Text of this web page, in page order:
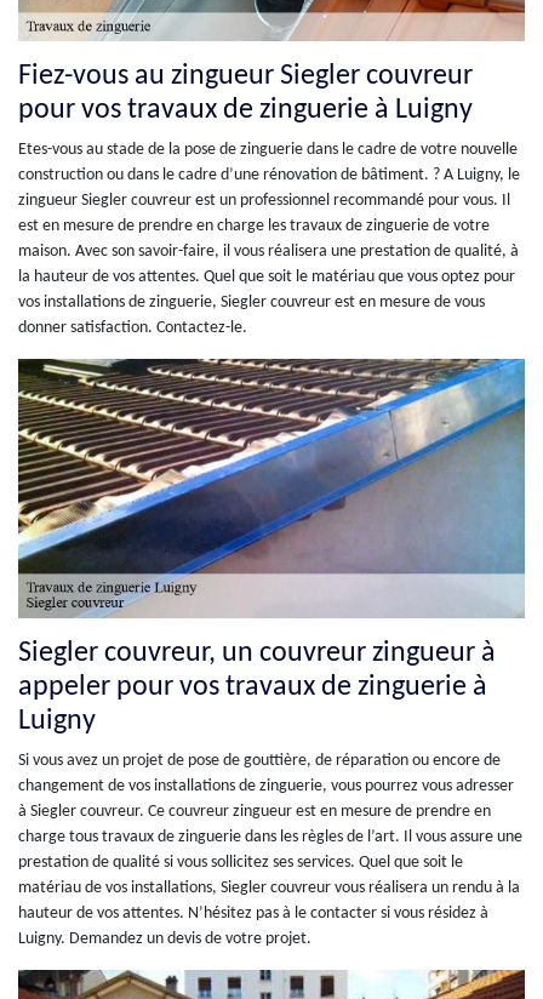
Fiez-vous au zingueur Siegler couvreur
pour vos travaux de zinguerie à Luigny
Etes-vous au stade de la pose de zinguerie dans le cadre de votre nouvelle
construction ou dans le cadre d’une rénovation de bâtiment. ? A Luigny, le
zingueur Siegler couvreur est un professionnel recommandé pour vous. Il
est en mesure de prendre en charge les travaux de zinguerie de votre
maison. Avec son savoir-faire, il vous réalisera une prestation de qualité, à
la hauteur de vos attentes. Quel que soit le matériau que vous optez pour
vos installations de zinguerie, Siegler couvreur est en mesure de vous
donner satisfaction. Contactez-le.
Siegler couvreur, un couvreur zingueur à
appeler pour vos travaux de zinguerie à
Luigny
Si vous avez un projet de pose de gouttière, de réparation ou encore de
changement de vos installations de zinguerie, vous pourrez vous adresser
à Siegler couvreur. Ce couvreur zingueur est en mesure de prendre en
charge tous travaux de zinguerie dans les règles de l’art. Il vous assure une
prestation de qualité si vous sollicitez ses services. Quel que soit le
matériau de vos installations, Siegler couvreur vous réalisera un rendu à la
hauteur de vos attentes. N’hésitez pas à le contacter si vous résidez à
Luigny. Demandez un devis de votre projet.